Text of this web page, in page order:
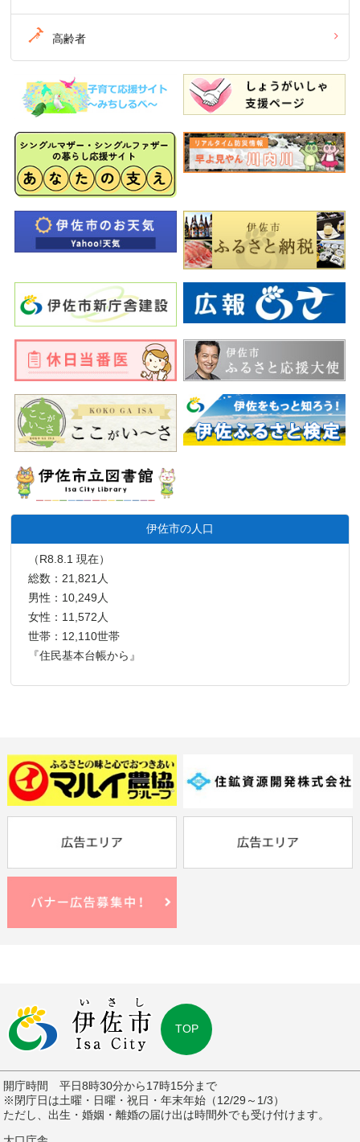
高齢者
伊佐市の人口
（R8.8.1 現在）
総数：21,821人
男性：10,249人
女性：11,572人
世帯：12,110世帯
『住民基本台帳から』
TOP
開庁時間 平日8時30分から17時15分まで
※閉庁日は土曜・日曜・祝日・年末年始（12/29～1/3）
ただし、出生・婚姻・離婚の届け出は時間外でも受け付けます。